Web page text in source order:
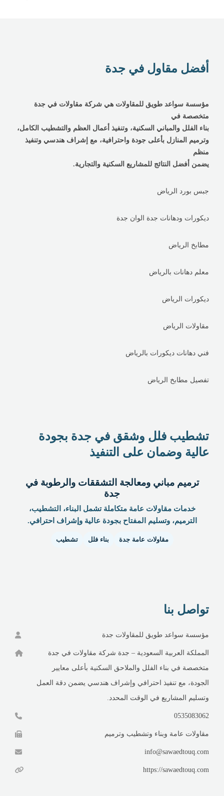
أفضل مقاول في جدة
مؤسسة سواعد طويق للمقاولات هي شركة مقاولات في جدة
متخصصة في
بناء الفلل والمباني السكنية، وتنفيذ أعمال العظم والتشطيب الكامل،
وترميم المنازل بأعلى جودة واحترافية، مع إشراف هندسي وتنفيذ
منظم
يضمن أفضل النتائج للمشاريع السكنية والتجارية.
جبس بورد الرياض
ديكورات ودهانات جدة الوان جدة
مطابخ الرياض
معلم دهانات بالرياض
ديكورات الرياض
مقاولات الرياض
فني دهانات ديكورات بالرياض
تفصيل مطابخ الرياض
تشطيب فلل وشقق في جدة بجودة
عالية وضمان على التنفيذ
ترميم مباني ومعالجة التشققات والرطوبة في
جدة
خدمات مقاولات عامة متكاملة تشمل البناء، التشطيب،
الترميم، وتسليم المفتاح بجودة عالية وإشراف احترافي.
مقاولات عامة جدة بناء فلل تشطيب
تواصل بنا
مؤسسة سواعد طويق للمقاولات جدة
المملكة العربية السعودية – جدة شركة مقاولات في جدة
متخصصة في بناء الفلل والملاحق السكنية بأعلى معايير
الجودة، مع تنفيذ احترافي وإشراف هندسي يضمن دقة العمل
وتسليم المشاريع في الوقت المحدد.
0535083062
مقاولات عامة وبناء وتشطيب وترميم
info@sawaedtouq.com
https://sawaedtouq.com